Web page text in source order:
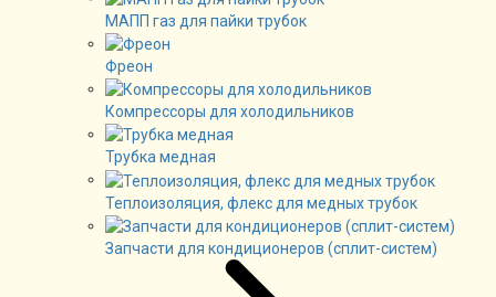
МАПП газ для пайки трубок
Фреон
Компрессоры для холодильников
Трубка медная
Теплоизоляция, флекс для медных трубок
Запчасти для кондиционеров (сплит-систем)